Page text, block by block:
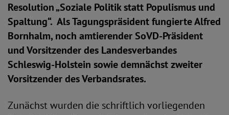
Resolution „Soziale Politik statt Populismus und
Spaltung“. Als Tagungspräsident fungierte Alfred
Bornhalm, noch amtierender SoVD-Präsident
und Vorsitzender des Landesverbandes
Schleswig-Holstein sowie demnächst zweiter
Vorsitzender des Verbandsrates.
Zunächst wurden die schriftlich vorliegenden